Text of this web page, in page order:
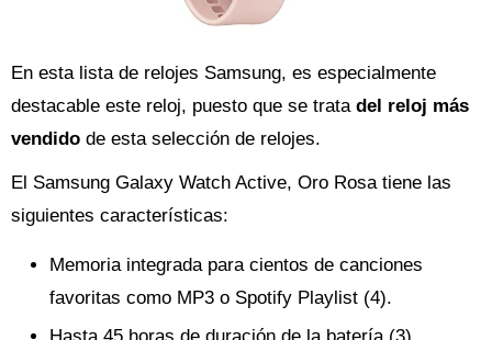
En esta lista de relojes Samsung, es especialmente
destacable este reloj, puesto que se trata del reloj más
vendido de esta selección de relojes.
El Samsung Galaxy Watch Active, Oro Rosa tiene las
siguientes características:
Memoria integrada para cientos de canciones
favoritas como MP3 o Spotify Playlist (4).